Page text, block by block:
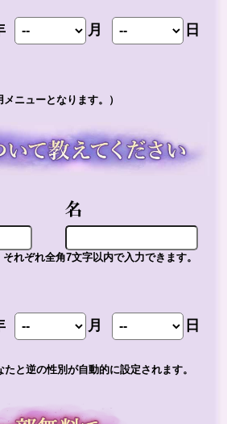
月 日
ニューとなります。）
れぞれ全角7文字以内で入力できます。
月 日
と逆の性別が自動的に設定されます。